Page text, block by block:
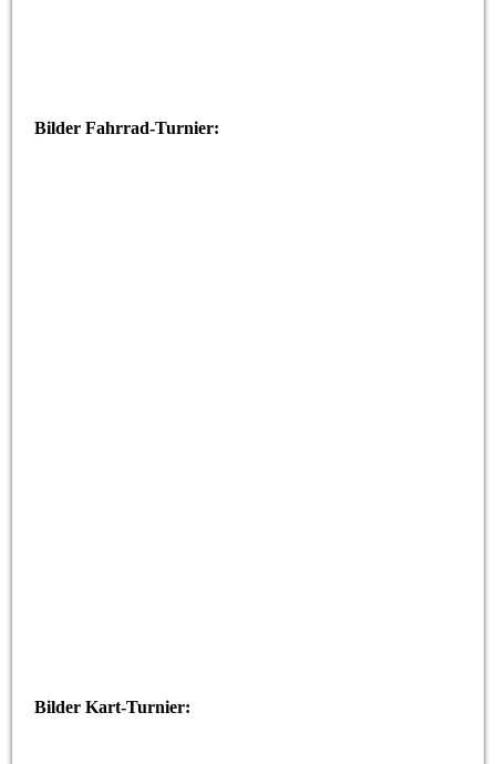
Bilder Fahrrad-Turnier:
Bilder Kart-Turnier: